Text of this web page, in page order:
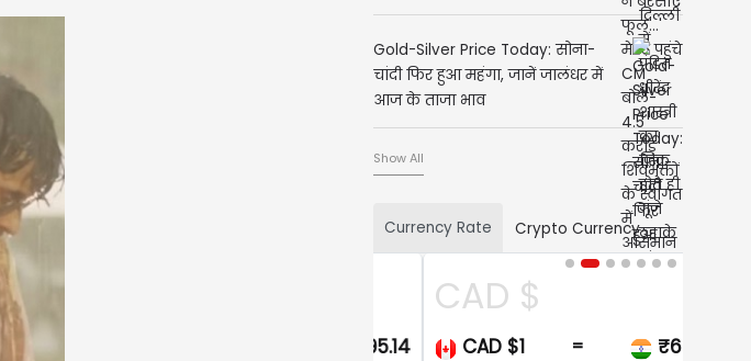
होगी पुष्पवर्षा
Gold-Silver Price Today: सोना-
चांदी फिर हुआ महंगा, जानें जालंधर में
आज के ताजा भाव
Show All
Currency Rate Crypto Currency
CAD $
CAD $1 = ₹68.20